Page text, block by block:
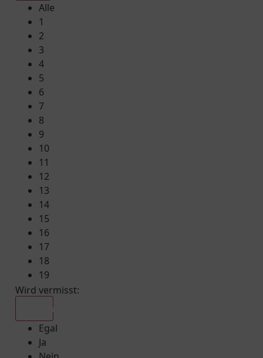
Alle
1
2
3
4
5
6
7
8
9
10
11
12
13
14
15
16
17
18
19
Wird vermisst:
Egal
Ja